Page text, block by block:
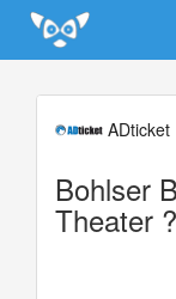
Update cookies
ADticket
Bohlser
Theater